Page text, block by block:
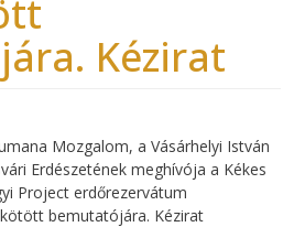
Kézirat
Mozgalom, a Vásárhelyi István
Erdészetének meghívója a Kékes
Project erdőrezervátum
bemutatójára. Kézirat